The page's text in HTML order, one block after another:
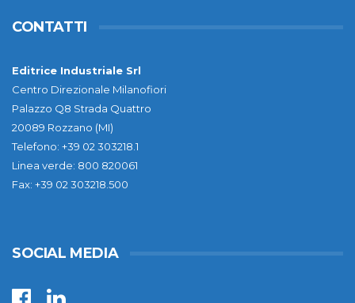
CONTATTI
Editrice Industriale Srl
Centro Direzionale Milanofiori
Palazzo Q8 Strada Quattro
20089 Rozzano (MI)
Telefono: +39 02 303218.1
Linea verde: 800 820061
Fax: +39 02 303218.500
SOCIAL MEDIA